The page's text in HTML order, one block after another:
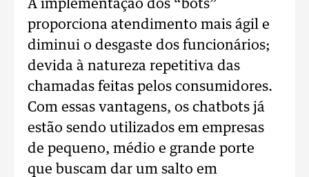
A implementação dos “bots”
proporciona atendimento mais ágil e
diminui o desgaste dos funcionários;
devida à natureza repetitiva das
chamadas feitas pelos consumidores.
Com essas vantagens, os chatbots já
estão sendo utilizados em empresas
de pequeno, médio e grande porte
que buscam dar um salto em